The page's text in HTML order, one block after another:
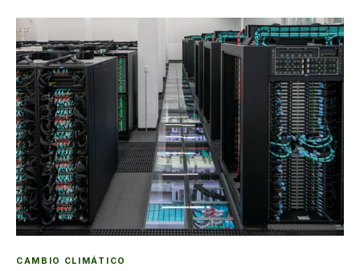
CAMBIO CLIMÁTICO